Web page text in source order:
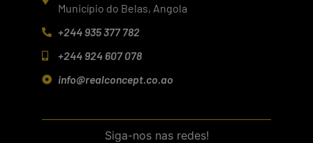
Município do Belas, Angola
+244 935 377 782
+244 924 607 078
info@realconcept.co.ao
Siga-nos nas redes!